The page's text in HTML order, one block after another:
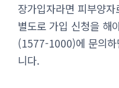
장가입자라면 피부양
별도로 가입 신청을 해
(1577-1000)에 문의하
니다.